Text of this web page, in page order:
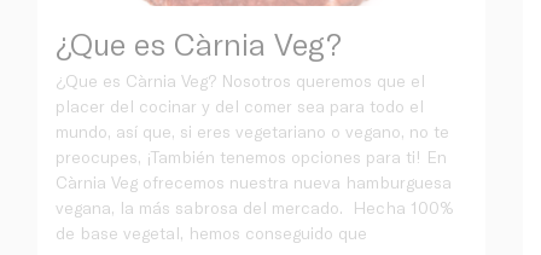
¿Que es Càrnia Veg?
¿Que es Càrnia Veg? Nosotros queremos que el
placer del cocinar y del comer sea para todo el
mundo, así que, si eres vegetariano o vegano, no te
preocupes, ¡También tenemos opciones para ti! En
Càrnia Veg ofrecemos nuestra nueva hamburguesa
vegana, la más sabrosa del mercado. Hecha 100%
de base vegetal, hemos conseguido que